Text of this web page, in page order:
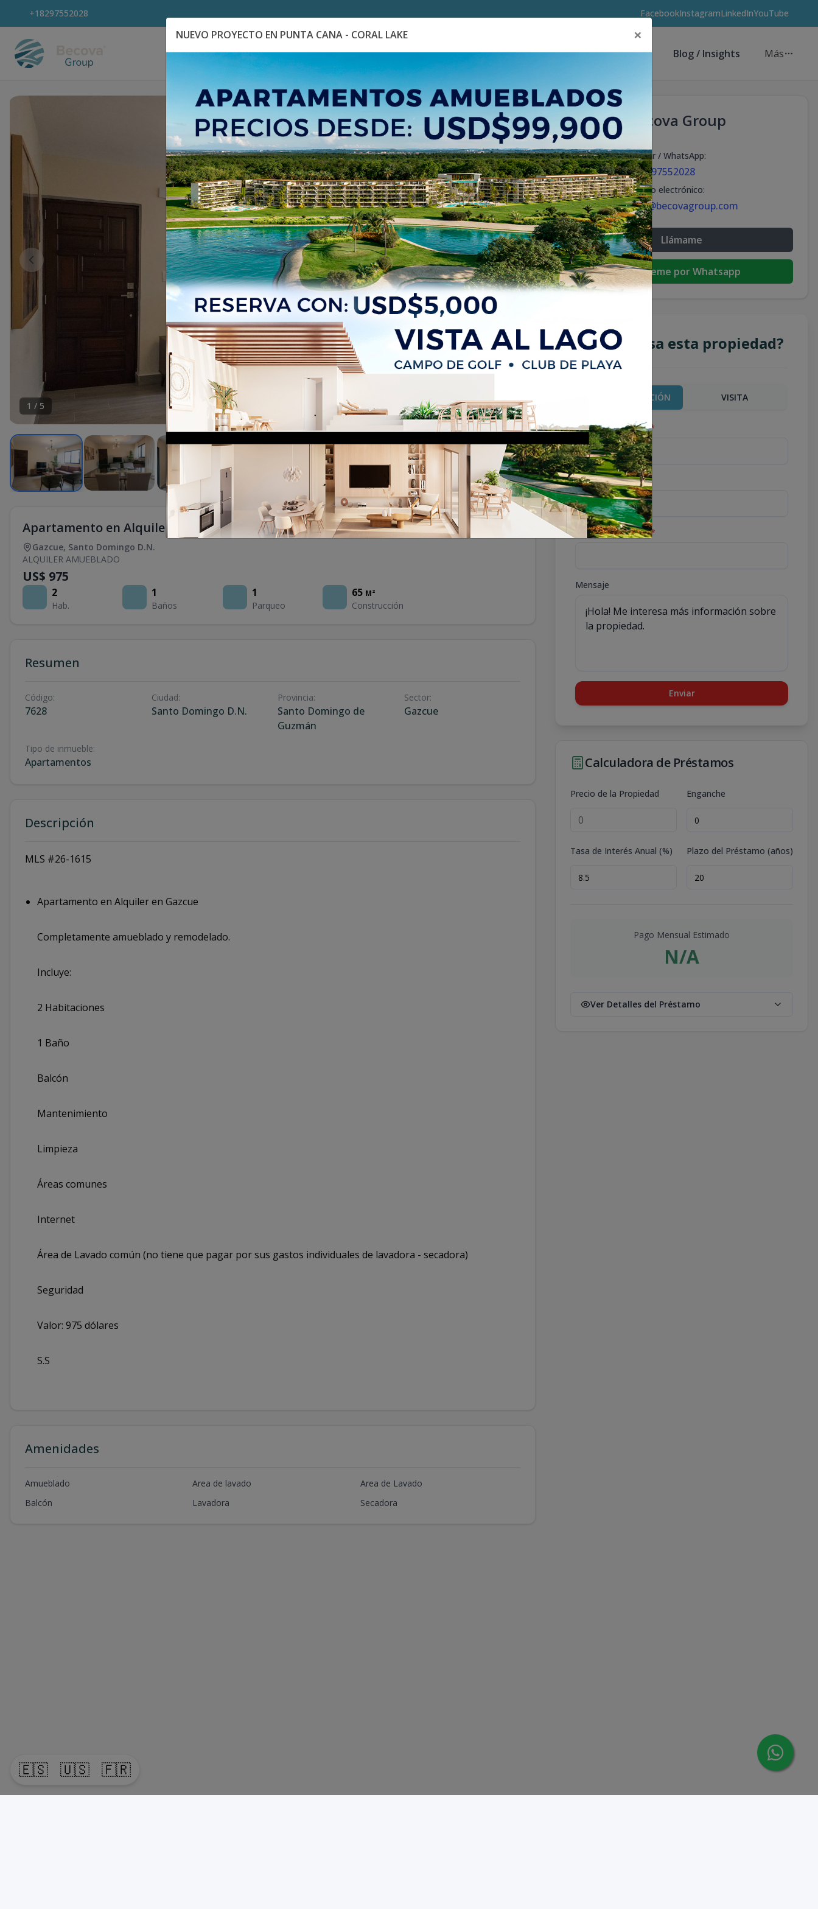
🇪🇸 🇺🇸 🇫🇷
+18297552028 FacebookInstagramLinkedInYouTube
Explora Propiedades Catálogo de Proyectos Guía de inversión Asesores de Inversión Blog / Insights Más
1 / 5
Apartamento en Alquiler en Gazcue
Gazcue, Santo Domingo D.N.
ALQUILER AMUEBLADO
US$ 975
2
Hab.
1
Baños
1
Parqueo
65 M²
Construcción
Resumen
Código:
7628
Ciudad:
Santo Domingo D.N.
Provincia:
Santo Domingo de
Guzmán
Sector:
Gazcue
Tipo de inmueble:
Apartamentos
Descripción
MLS #26-1615
Apartamento en Alquiler en Gazcue
Completamente amueblado y remodelado.
Incluye:
2 Habitaciones
1 Baño
Balcón
Mantenimiento
Limpieza
Áreas comunes
Internet
Área de Lavado común (no tiene que pagar por sus gastos individuales de lavadora - secadora)
Seguridad
Valor: 975 dólares
S.S
Amenidades
Amueblado Area de lavado
Area de Lavado
Balcón
Lavadora Secadora
Becova Group
Celular / WhatsApp:
+18297552028
Correo electrónico:
info@becovagroup.com
Llámame
Escribeme por Whatsapp
¿Te interesa esta propiedad?
MÁS INFORMACIÓN VISITA
Nombre completo*
Teléfono*
Correo Electrónico*
Mensaje
Enviar
Calculadora de Préstamos
Precio de la Propiedad Enganche
Tasa de Interés Anual (%) Plazo del Préstamo (años)
Pago Mensual Estimado
N/A
Ver Detalles del Préstamo
NUEVO PROYECTO EN PUNTA CANA - CORAL LAKE ×